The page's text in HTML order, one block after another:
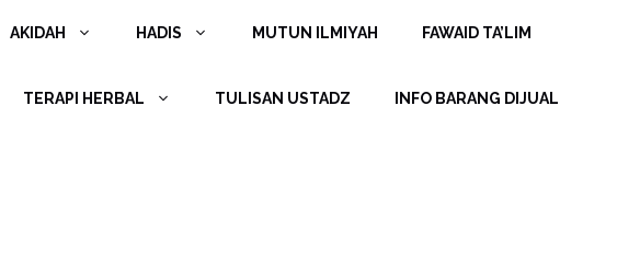
AKIDAH HADIS MUTUN ILMIYAH FAWAID TA’LIM
TERAPI HERBAL TULISAN USTADZ INFO BARANG DIJUAL